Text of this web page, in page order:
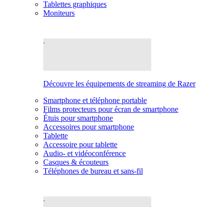
Tablettes graphiques
Moniteurs
Découvre les équipements de streaming de Razer
Smartphone et téléphone portable
Films protecteurs pour écran de smartphone
Étuis pour smartphone
Accessoires pour smartphone
Tablette
Accessoire pour tablette
Audio- et vidéoconférence
Casques & écouteurs
Téléphones de bureau et sans-fil